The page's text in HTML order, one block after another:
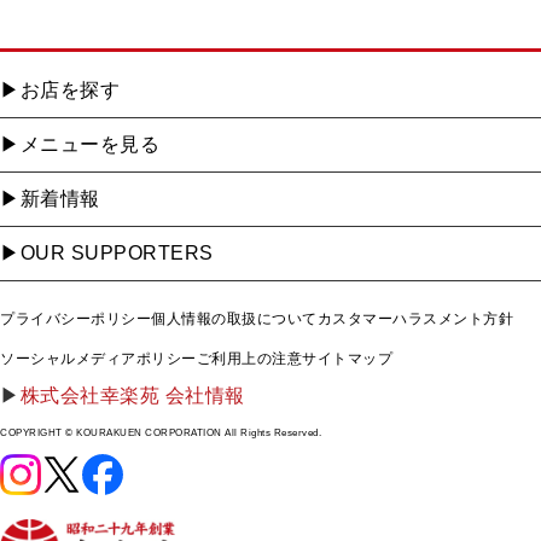
お店を探す
メニューを見る
新着情報
OUR SUPPORTERS
プライバシーポリシー個人情報の取扱について カスタマーハラスメント方針
ソーシャルメディアポリシー ご利用上の注意サイトマップ
株式会社幸楽苑 会社情報
COPYRIGHT © KOURAKUEN CORPORATION All Rights Reserved.